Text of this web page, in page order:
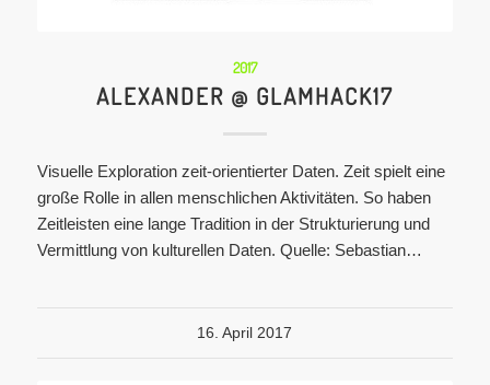
2017
ALEXANDER @ GLAMHACK17
Visuelle Exploration zeit-orientierter Daten. Zeit spielt eine
große Rolle in allen menschlichen Aktivitäten. So haben
Zeitleisten eine lange Tradition in der Strukturierung und
Vermittlung von kulturellen Daten. Quelle: Sebastian…
16. April 2017